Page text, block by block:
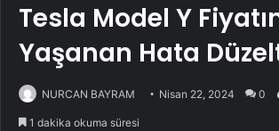
Tesla Model Y
Yaşanan Hata
NURCAN BAYRAM Nisan 22, 2024 0
1 dakika okuma süresi